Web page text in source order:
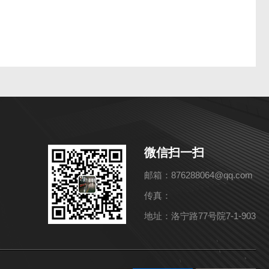
微信扫一扫
邮箱：876288064@qq.com
传真：
地址：洛宁路77号院7-1-903